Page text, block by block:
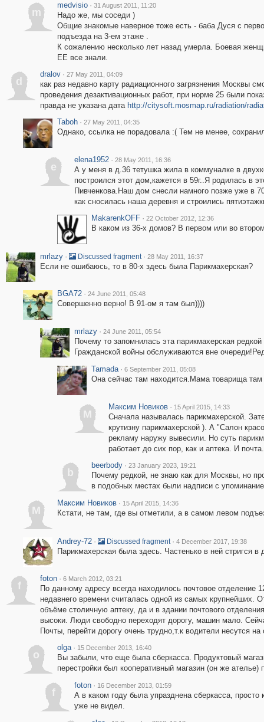
m
medvisio · 31 August 2011, 11:20
Надо же, мы соседи )
Общие знакомые наверное тоже есть - баба Дуся с
подъезда на 3-ем этаже .
К сожалению несколько лет назад умерла. Боевая
ЕЕ все знали.
d
dralov · 27 May 2011, 04:09
как раз недавно карту радиационного загрязнения Москвы
проведения дезактивационных работ, при норме 25 были
правда не указана дата http://citysoft.mosmap.ru/radiation/
Taboh · 27 May 2011, 04:35
Однако, ссылка не порадовала :( Тем не менее,
e
elena1952 · 28 May 2011, 16:36
А у меня в д.36 тетушка жила в коммуналке в
построился этот дом,кажется в 59г..Я родилась в
Пивченкова.Наш дом снесли намного позже уже в
как сносилась наша деревня и строились
MakarenkOFF · 22 October 2012, 12:36
В каком из 36-х домов? В первом или во
mrlazy · Discussed fragment · 28 May 2011, 16:37
Если не ошибаюсь, то в 80-х здесь была Парикмахерская?
BGA72 · 24 June 2011, 05:48
Совершенно верно! В 91-ом я там был))))
mrlazy · 24 June 2011, 05:54
Почему то запомнилась эта парикмахерская
Гражданской войны обслуживаются вне
Tamada · 6 September 2011, 05:08
Она сейчас там находится.Мама товарища там
М
Максим Новиков · 15 April 2015, 14:33
Сначала называлась парикмахерской.
крутизну парикмахерской ). А "Салон
рекламу наружу вывесили. Но суть
работает до сих пор, как и аптека. И почта.
b
beerbody · 23 January 2023, 19:21
Почему редкой, не знаю как для Москвы, но
в подобных местах были надписи с
М
Максим Новиков · 15 April 2015, 14:36
Кстати, не там, где вы отметили, а в самом левом
Andrey-72 · Discussed fragment · 4 December 2017, 19:38
Парикмахерская была здесь. Частенько в ней стригся в
f
foton · 6 March 2012, 03:21
По данному адресу всегда находилось почтовое отделение
недавнего времени считалась одной из самых крупнейших.
объёме столичную аптеку, да и в здании почтового
высоки. Люди свободно переходят дорогу, машин мало.
Почты, перейти дорогу очень трудно,т.к водители несутся
o
olga · 15 December 2013, 16:40
Вы забыли, что еще была сберкасса. Продуктовый
перестройки был кооперативный магазин (он же ателье)
f
foton · 16 December 2013, 01:59
А в каком году была упразднена сберкасса,
уже не видел.